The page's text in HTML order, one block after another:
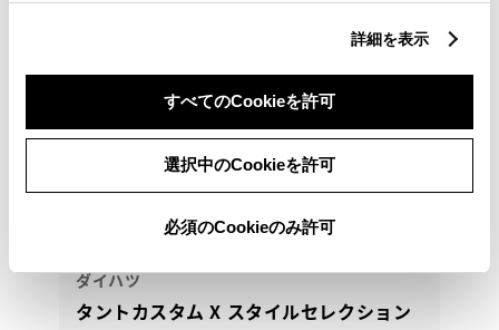
詳細を表示
すべてのCookieを許可
選択中のCookieを許可
必須のCookieのみ許可
ダイハツ
タントカスタム X スタイルセレクション